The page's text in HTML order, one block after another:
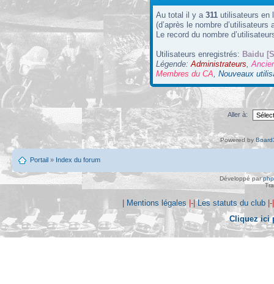
Au total il y a 311 utilisateurs en
(d’après le nombre
Le record du nombre
Utilisateurs enregistrés: Baidu
Légende: Administrateurs
Membres du CA Nouveaux
Aller à:
Powered by
Portail » Index du forum
Développé par
| Mentions légales |-|Les statuts du club
Cliquez ici